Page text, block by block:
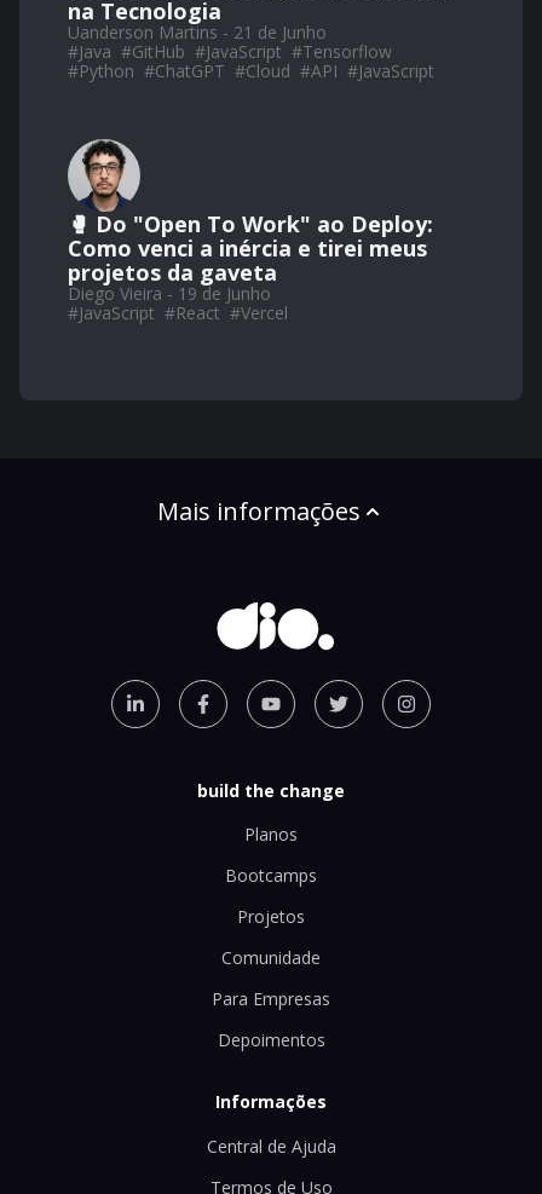
na Tecnologia
Uanderson Martins - 21 de Junho
#Java #GitHub #JavaScript #Tensorflow
#Python #ChatGPT #Cloud #API #JavaScript
🥊 Do "Open To Work" ao Deploy:
Como venci a inércia e tirei meus
projetos da gaveta
Diego Vieira - 19 de Junho
#JavaScript #React #Vercel
Mais informações
build the change
Planos
Bootcamps
Projetos
Comunidade
Para Empresas
Depoimentos
Informações
Central de Ajuda
Termos de Uso